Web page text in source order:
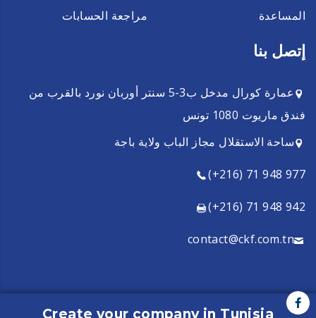
مراجعة الحسابات
المساعدة
إتصل بنا
عمارة كورال مدخل ب3-5 سنتر أوربان نورد بالقرب من
فندق ماريوت 1080 تونس
ساحة الاستقلال مجاز الباب ولاية باجة
(+216) 71 948 977
(+216) 71 948 942
contact@ckf.com.tn
Create your company in Tunisia